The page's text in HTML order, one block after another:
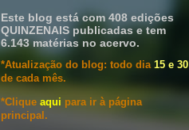
Este blog está com 408 edições
QUINZENAIS publicadas e tem
6.143 matérias no acervo.
*Atualização do blog: todo dia 15 e 30
de cada mês.
*Clique aqui para ir à página
principal.